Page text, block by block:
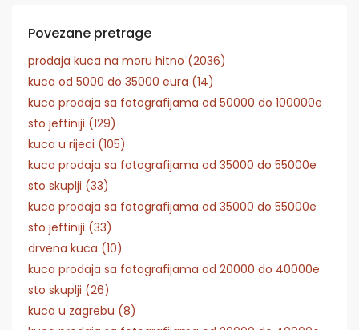
Povezane pretrage
prodaja kuca na moru hitno (2036)
kuca od 5000 do 35000 eura (14)
kuca prodaja sa fotografijama od 50000 do 100000e
sto jeftiniji (129)
kuca u rijeci (105)
kuca prodaja sa fotografijama od 35000 do 55000e
sto skuplji (33)
kuca prodaja sa fotografijama od 35000 do 55000e
sto jeftiniji (33)
drvena kuca (10)
kuca prodaja sa fotografijama od 20000 do 40000e
sto skuplji (26)
kuca u zagrebu (8)